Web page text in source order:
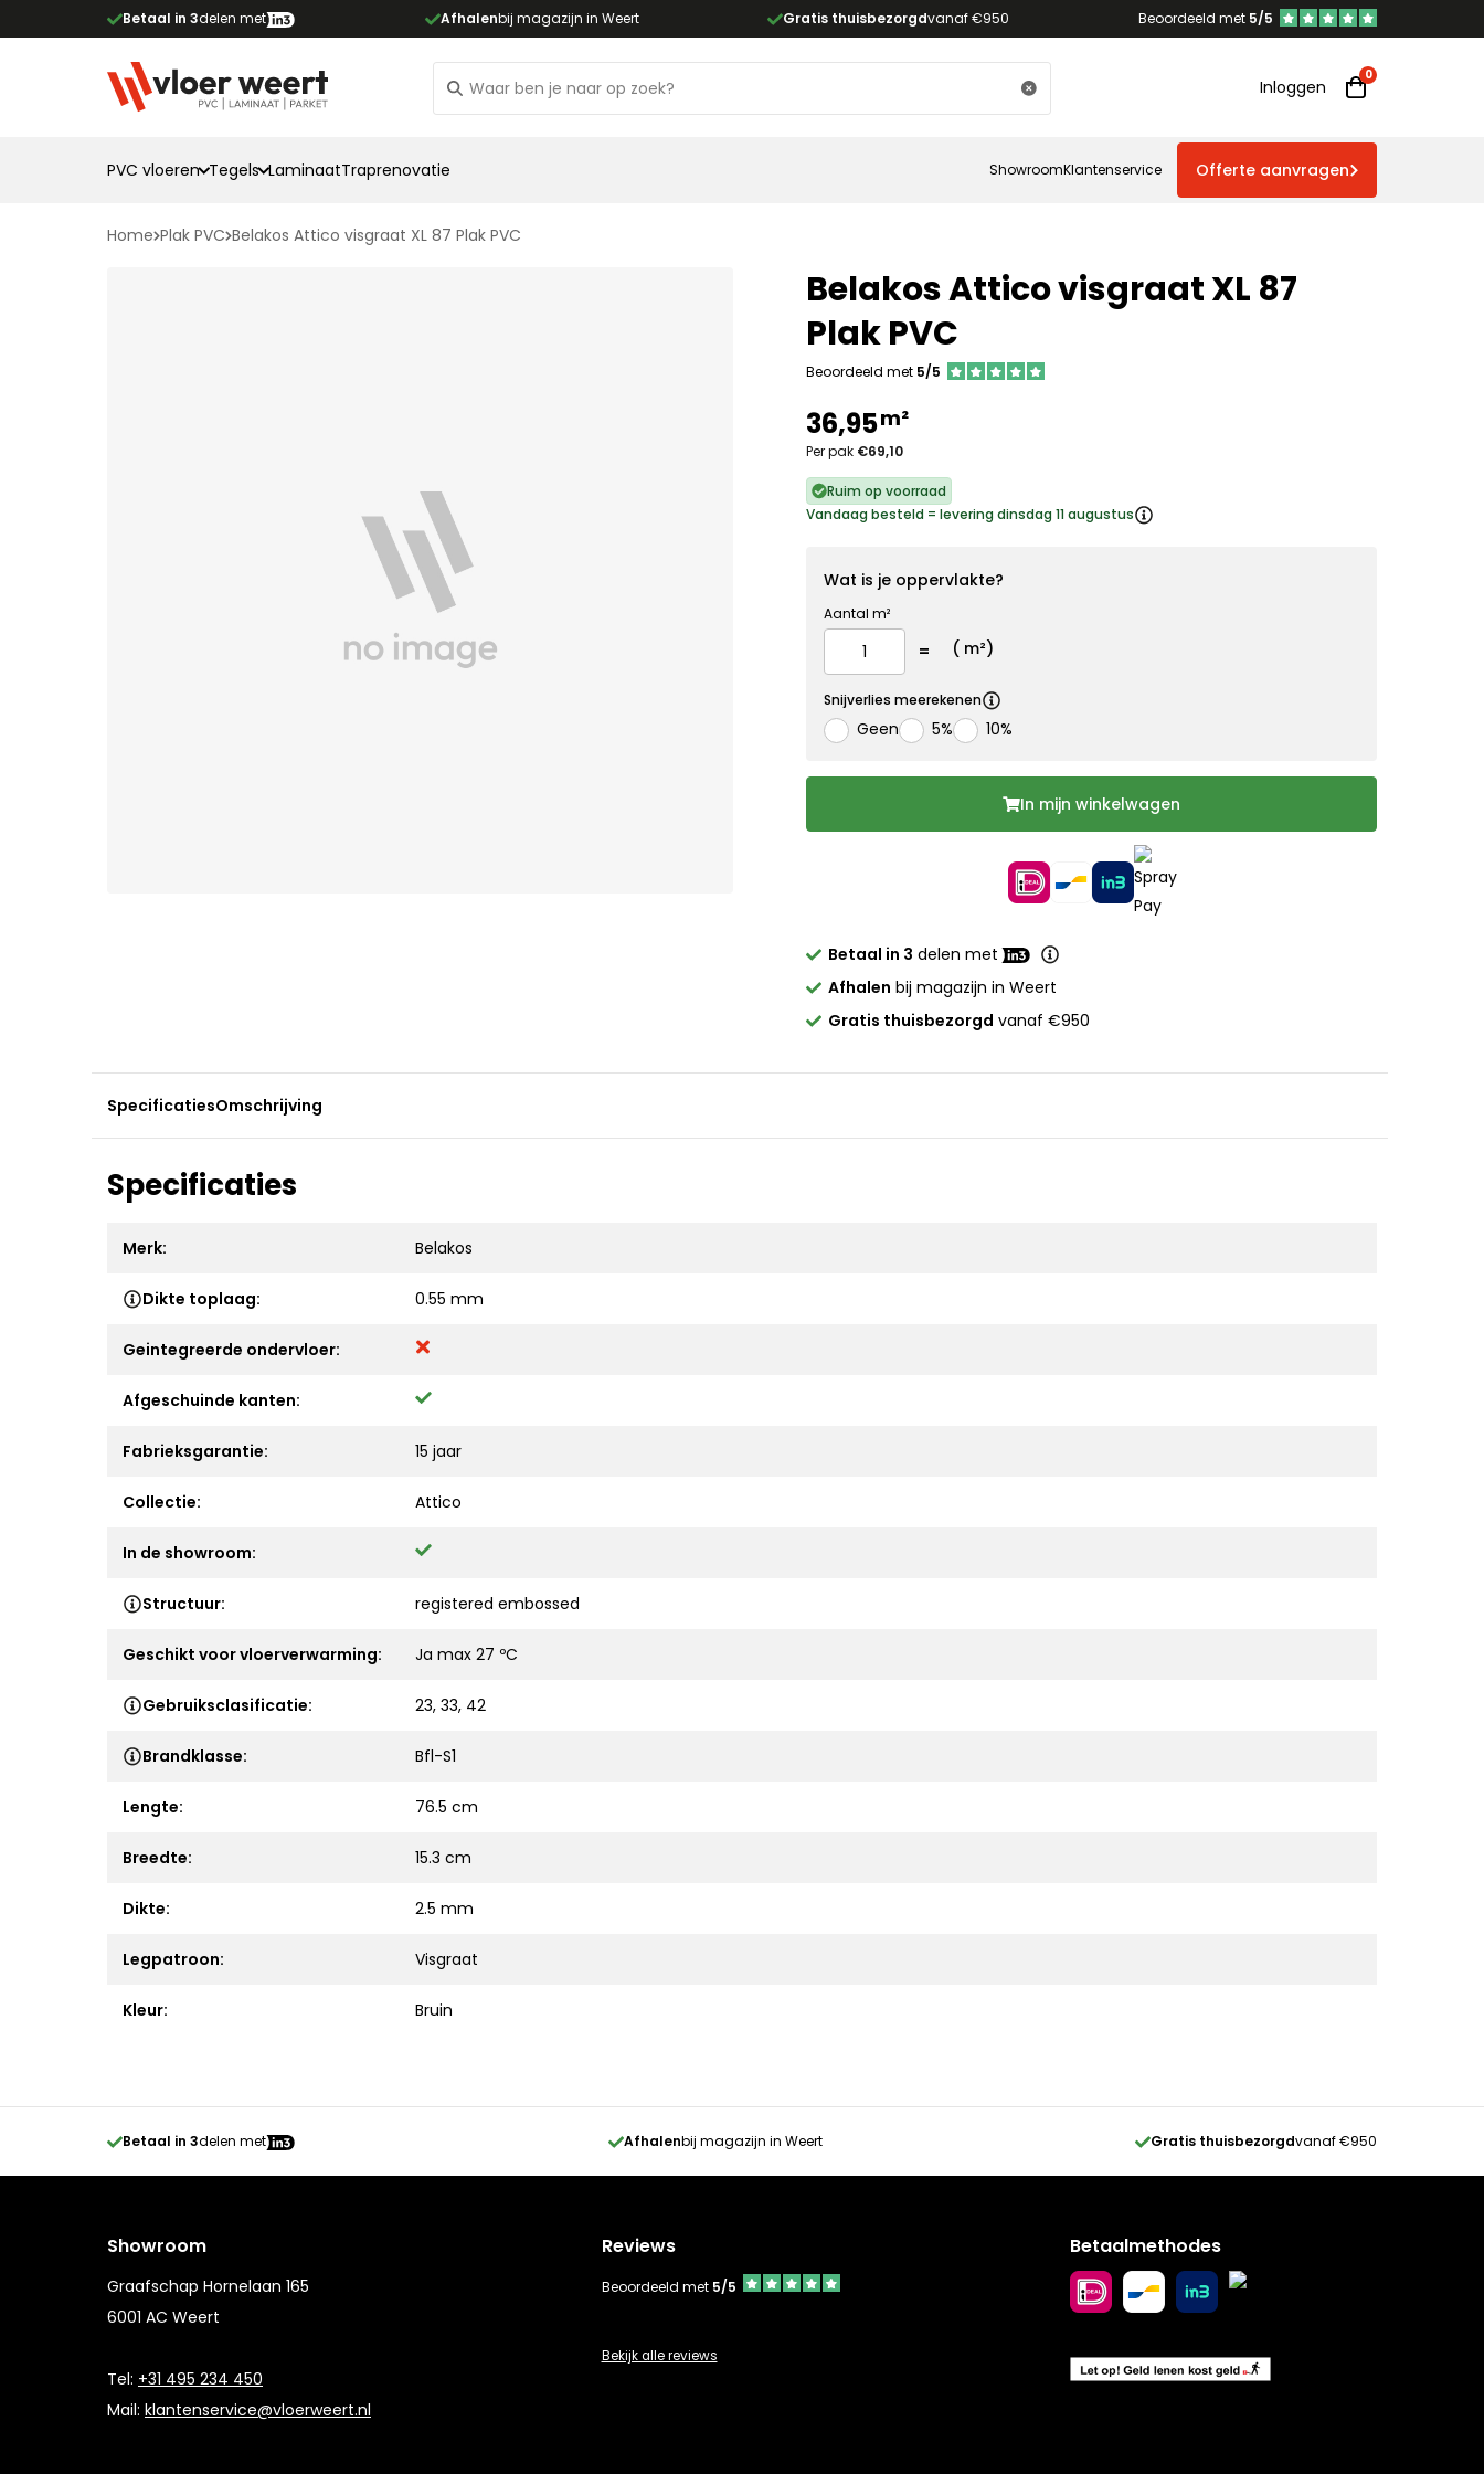
Betaal in 3delen met Afhalenbij magazijn in Weert Gratis thuisbezorgdvanaf €950 Beoordeeld met 5/5
Inloggen
PVC vloeren Tegels LaminaatTraprenovatie ShowroomKlantenservice Offerte aanvragen
Home Plak PVC Belakos Attico visgraat XL 87 Plak PVC
Belakos Attico visgraat XL 87
Plak PVC
Beoordeeld met 5/5
36,95m²
Per pak €69,10
Ruim op voorraad
Vandaag besteld = levering dinsdag 11 augustus
Wat is je oppervlakte?
Aantal m²
( m²)
Snijverlies meerekenen
Geen 5% 10%
In mijn winkelwagen
Betaal in 3 delen met
Afhalen bij magazijn in Weert
Gratis thuisbezorgd vanaf €950
SpecificatiesOmschrijving
Specificaties
Merk: Belakos
Dikte toplaag: 0.55 mm
Geintegreerde ondervloer:
Afgeschuinde kanten:
Fabrieksgarantie: 15 jaar
Collectie: Attico
In de showroom:
Structuur: registered embossed
Geschikt voor vloerverwarming: Ja max 27 ºC
Gebruiksclasificatie: 23, 33, 42
Brandklasse: Bfl-S1
Lengte: 76.5 cm
Breedte: 15.3 cm
Dikte: 2.5 mm
Legpatroon: Visgraat
Kleur: Bruin
Betaal in 3delen met Afhalenbij magazijn in Weert Gratis thuisbezorgdvanaf €950
Showroom
Graafschap Hornelaan 165
6001 AC Weert
Tel: +31 495 234 450
Mail: klantenservice@vloerweert.nl
Reviews
Beoordeeld met 5/5
Bekijk alle reviews
Betaalmethodes